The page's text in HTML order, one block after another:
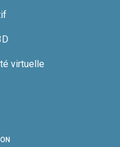
virtuelle